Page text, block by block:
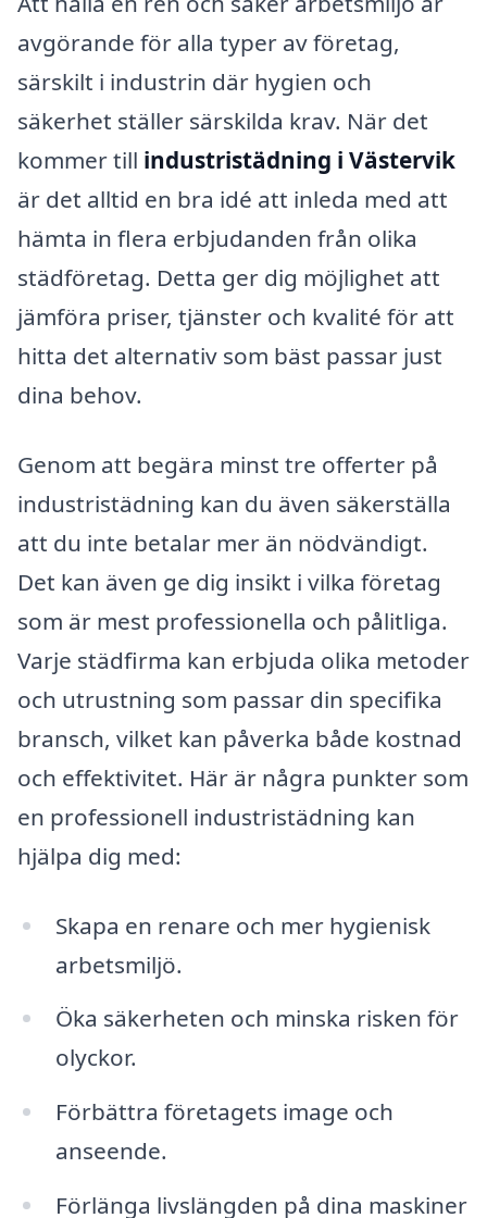
avgörande för alla typer av företag,
särskilt i industrin där hygien och
säkerhet ställer särskilda krav. När det
kommer till industristädning i Västervik
är det alltid en bra idé att inleda med att
hämta in flera erbjudanden från olika
städföretag. Detta ger dig möjlighet att
jämföra priser, tjänster och kvalité för att
hitta det alternativ som bäst passar just
dina behov.
Genom att begära minst tre offerter på
industristädning kan du även säkerställa
att du inte betalar mer än nödvändigt.
Det kan även ge dig insikt i vilka företag
som är mest professionella och pålitliga.
Varje städfirma kan erbjuda olika metoder
och utrustning som passar din specifika
bransch, vilket kan påverka både kostnad
och effektivitet. Här är några punkter som
en professionell industristädning kan
hjälpa dig med:
Skapa en renare och mer hygienisk
arbetsmiljö.
Öka säkerheten och minska risken för
olyckor.
Förbättra företagets image och
anseende.
Förlänga livslängden på dina maskiner